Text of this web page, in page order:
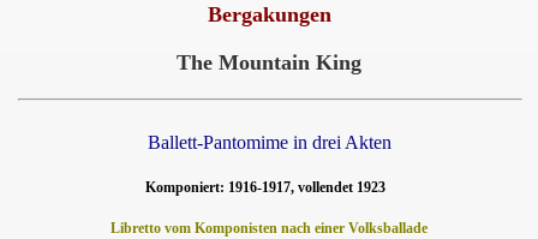
Bergakungen
The Mountain King
Ballett-Pantomime in drei Akten
Komponiert: 1916-1917, vollendet 1923
Libretto vom Komponisten nach einer Volksballade